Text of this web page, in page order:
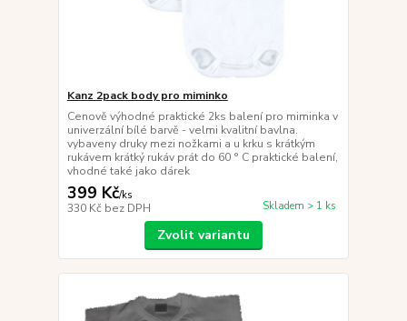
Kanz 2pack body pro miminko
Cenově výhodné praktické 2ks balení pro miminka v
univerzální bílé barvě - velmi kvalitní bavlna.
vybaveny druky mezi nožkami a u krku s krátkým
rukávem krátký rukáv prát do 60 ° C praktické balení,
vhodné také jako dárek
399 Kč/ks
330 Kč bez DPH Skladem > 1 ks
Zvolit variantu